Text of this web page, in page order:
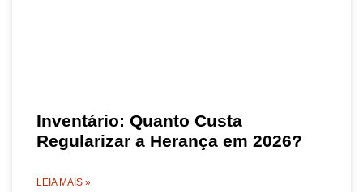
Inventário: Quanto Custa
Regularizar a Herança em 2026?
LEIA MAIS »